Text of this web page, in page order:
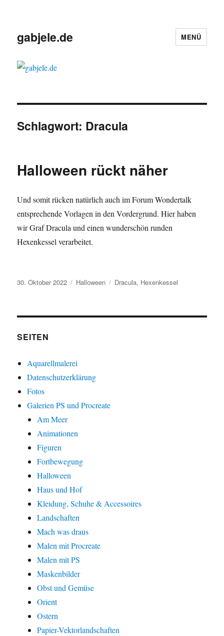
gabjele.de MENÜ
Schlagwort: Dracula
Halloween rückt näher
Und somit rücken natürlich auch im Forum Wondertalk
entsprechende Vorlagen in den Vordergrund. Hier haben
wir Graf Dracula und einen wunderschön runden
Hexenkessel verarbeitet.
Veröffentlicht
30. Oktober 2022 Kategorien
Halloween Schlagwörter
Dracula, Hexenkessel
SEITEN
Aquarellmalerei
Datenschutzerklärung
Fotos
Galerien PS und Procreate
Am Meer
Animationen
Figuren
Fortbewegung
Halloween
Haus und Hof
Kleidung, Schuhe & Accessoires
Landschaften
Mach was draus
Malen mit Procreate
Malen mit PS
Maskenbilder
Obst und Gemüse
Orient
Ostern
Papier-Vektorlandschaften